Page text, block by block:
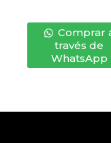
Comprar
través de
WhatsApp